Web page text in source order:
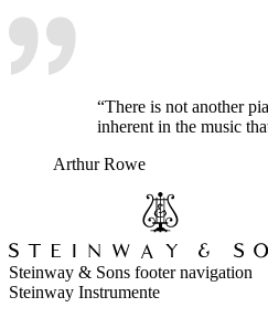
“There is not another
inherent in the music
Arthur Rowe
Steinway & Sons footer navigation
Steinway Instrumente